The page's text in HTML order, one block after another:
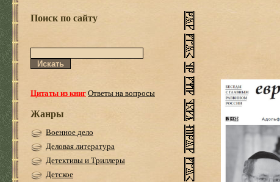
Поиск по сайту
Цитаты из книгОтветы на вопросы
Жанры
Военное дело
Деловая литература
Детективы и Триллеры
Детское